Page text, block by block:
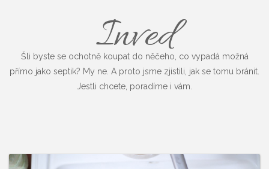
Inved
Šli byste se ochotně koupat do něčeho, co vypadá možná
přímo jako septik? My ne. A proto jsme zjistili, jak se tomu bránit.
Jestli chcete, poradíme i vám.